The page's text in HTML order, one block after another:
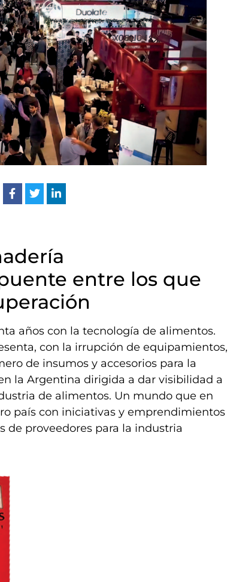
entre los que
años con la tecnología de alimentos.
con la irrupción de equipamientos,
de insumos y accesorios para la
la Argentina dirigida a dar visibilidad a
de alimentos. Un mundo que en
país con iniciativas y emprendimientos
de proveedores para la industria